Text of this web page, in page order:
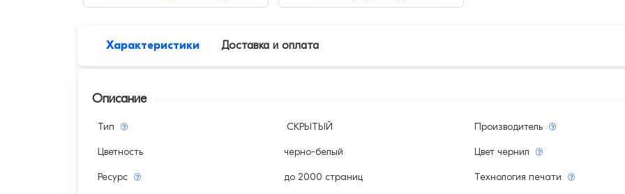
Характеристики Доставка и оплата
Описание
Тип СКРЫТЫЙ Производитель
Цветность черно-белый Цвет чернил
Ресурс до 2000 страниц Технология печати